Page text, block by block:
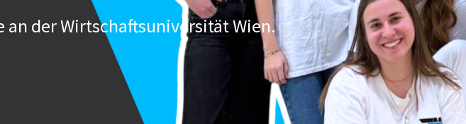
der Wirtschaftsuniversität Wien.